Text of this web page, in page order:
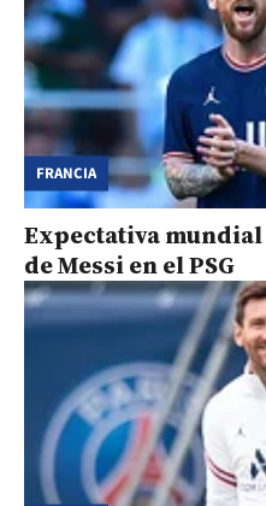
FRANCIA
Expectativa
de Messi en el PSG